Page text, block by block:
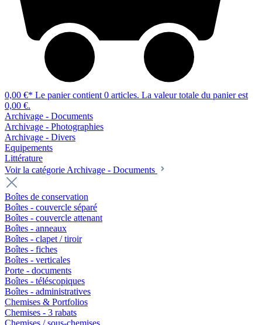
0,00 €* Le panier contient 0 articles. La valeur totale du panier est
0,00 €.
Archivage - Documents
Archivage - Photographies
Archivage - Divers
Equipements
Littérature
Voir la catégorie Archivage - Documents
Boîtes de conservation
Boîtes - couvercle séparé
Boîtes - couvercle attenant
Boîtes - anneaux
Boîtes - clapet / tiroir
Boîtes - fiches
Boîtes - verticales
Porte - documents
Boîtes - téléscopiques
Boîtes - administratives
Chemises & Portfolios
Chemises - 3 rabats
Chemises / sous-chemises